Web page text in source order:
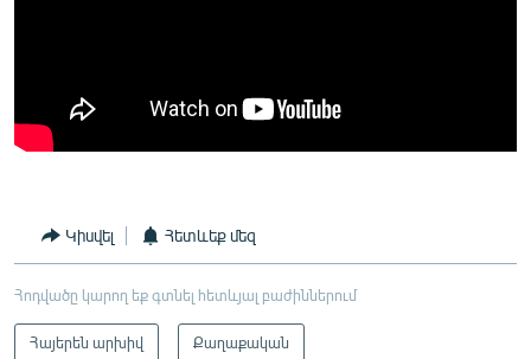
Կիսվել Հետևեք մեզ
Հոդվածը կարող եք գտնել հետևյալ բաժիններում
Հայերեն արխիվ Քաղաքական